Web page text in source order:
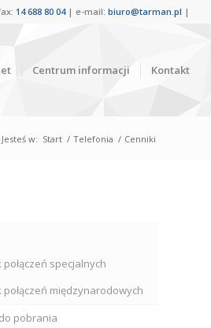
14 688 80 04 | e-mail:biuro@tarman.pl |
Centrum informacji Kontakt
Jesteś w: Start / Telefonia / Cenniki
połączeń specjalnych
połączeń międzynarodowych
pobrania